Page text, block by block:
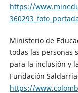
https://
Ministerio de
todas las personas
para la inclusión y
Fundación
https://